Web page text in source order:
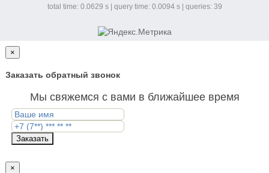
total time: 0.0629 s | query time: 0.0094 s | queries: 39
×
Заказать обратный звонок
Мы свяжемся с вами в ближайшее время
Заказать
×